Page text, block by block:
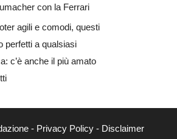
con la Ferrari
agili e comodi, questi
perfetti a qualsiasi
c’è anche il più amato
- Privacy Policy- Disclaimer